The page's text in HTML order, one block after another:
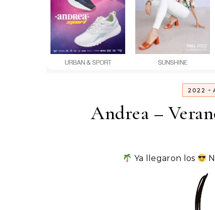
2022 -
Andrea –
Ya llegaron los